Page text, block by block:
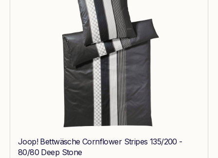
Joop! Bettwäsche Cornflower Stripes 135/200 -
80/80 Deep Stone